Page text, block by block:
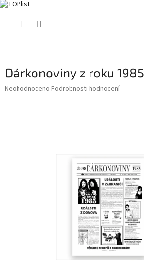
Dárkonoviny z roku 1985
Průměrné
Neohodnoceno Podrobnosti hodnocení